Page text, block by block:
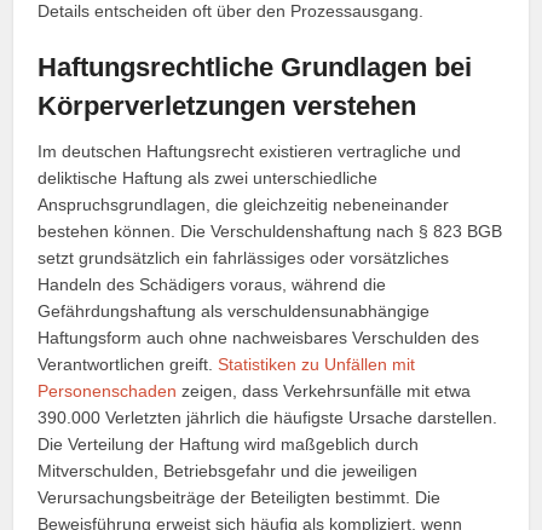
Details entscheiden oft über den Prozessausgang.
Haftungsrechtliche Grundlagen bei
Körperverletzungen verstehen
Im deutschen Haftungsrecht existieren vertragliche und
deliktische Haftung als zwei unterschiedliche
Anspruchsgrundlagen, die gleichzeitig nebeneinander
bestehen können. Die Verschuldenshaftung nach § 823 BGB
setzt grundsätzlich ein fahrlässiges oder vorsätzliches
Handeln des Schädigers voraus, während die
Gefährdungshaftung als verschuldensunabhängige
Haftungsform auch ohne nachweisbares Verschulden des
Verantwortlichen greift.Statistiken zu Unfällen mit
Personenschaden zeigen, dass Verkehrsunfälle mit etwa
390.000 Verletzten jährlich die häufigste Ursache darstellen.
Die Verteilung der Haftung wird maßgeblich durch
Mitverschulden, Betriebsgefahr und die jeweiligen
Verursachungsbeiträge der Beteiligten bestimmt. Die
Beweisführung erweist sich häufig als kompliziert, wenn